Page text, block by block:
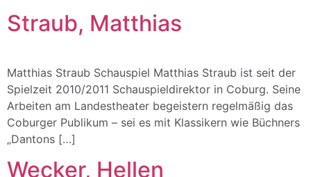
Straub, Matthias
Matthias Straub Schauspiel Matthias Straub ist seit der
Spielzeit 2010/2011 Schauspieldirektor in Coburg. Seine
Arbeiten am Landestheater begeistern regelmäßig das
Coburger Publikum – sei es mit Klassikern wie Büchners
„Dantons […]
Wecker, Hellen